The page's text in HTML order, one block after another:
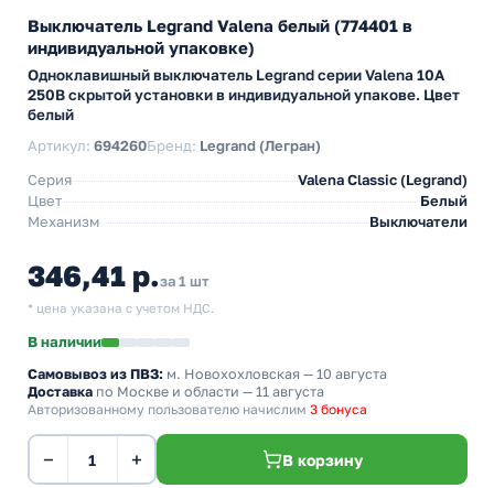
Выключатель Legrand Valena белый (774401 в
индивидуальной упаковке)
Одноклавишный выключатель Legrand серии Valena 10А
250В скрытой установки в индивидуальной упакове. Цвет
белый
Артикул: 694260Бренд: Legrand (Легран)
Серия
Valena Classic (Legrand)
Цвет
Белый
Механизм
Выключатели
346,41 р.за 1 шт
* цена указана с учетом НДС.
В наличии
Самовывоз из ПВЗ: м. Новохохловская — 10 августа
Доставка по Москве и области — 11 августа
Авторизованному пользователю начислим 3 бонуса
− + В корзину